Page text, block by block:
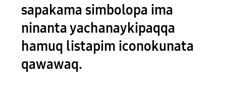
sapakama simbolopa ima
ninanta yachanaykipaqqa
hamuq listapim iconokunata
qawawaq.